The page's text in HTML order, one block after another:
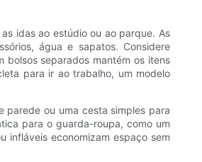
idas ao estúdio ou ao parque. As
água e sapatos. Considere
bolsos separados mantém os itens
para ir ao trabalho, um modelo
parede ou uma cesta simples para
para o guarda-roupa, como um
infláveis ​​economizam espaço sem